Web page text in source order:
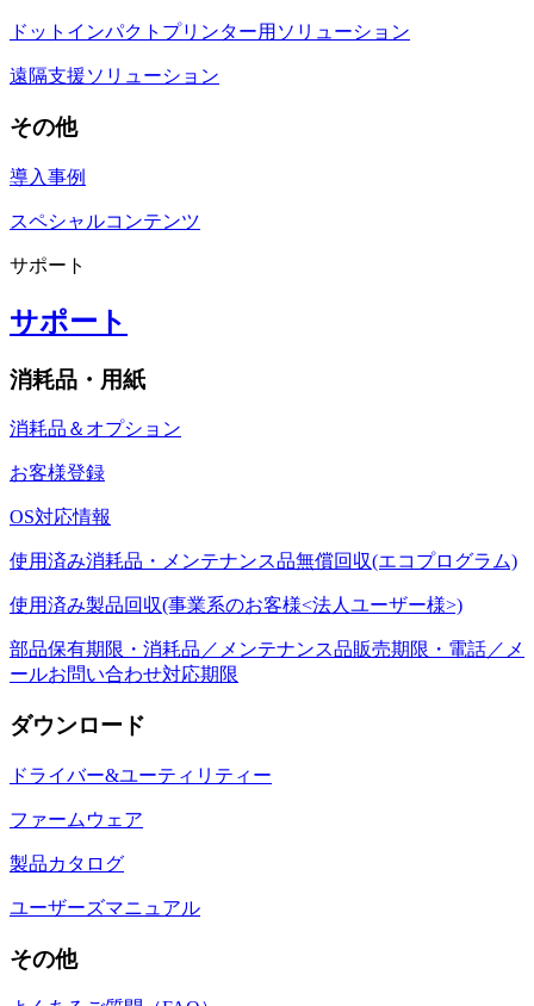
ドットインパクトプリンター用ソリューション
遠隔支援ソリューション
その他
導入事例
スペシャルコンテンツ
サポート
サポート
消耗品・用紙
消耗品＆オプション
お客様登録
OS対応情報
使用済み消耗品・メンテナンス品無償回収(エコプログラム)
使用済み製品回収(事業系のお客様<法人ユーザー様>)
部品保有期限・消耗品／メンテナンス品販売期限・電話／メ
ールお問い合わせ対応期限
ダウンロード
ドライバー&ユーティリティー
ファームウェア
製品カタログ
ユーザーズマニュアル
その他